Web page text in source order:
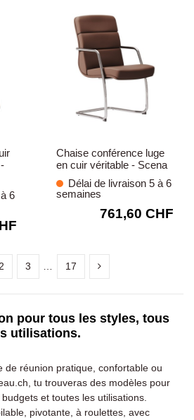
6
Chaise conférence luge
en cuir véritable - Scena
Délai de livraison 5 à 6
semaines
761,60 CHF
2 3 17
pour tous les styles, tous
utilisations.
de réunion pratique, confortable ou
tu trouveras des modèles pour
et toutes les utilisations.
pivotante, à roulettes, avec